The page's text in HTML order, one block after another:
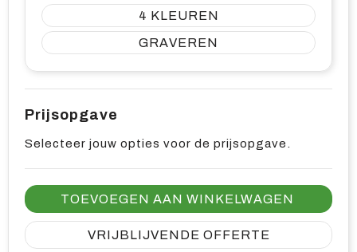
4
GRAVEREN
Prijsopgave
Selecteer jouw opties voor de prijsopgave.
TOEVOEGEN AAN WINKELWAGEN
VRIJBLIJVENDE OFFERTE